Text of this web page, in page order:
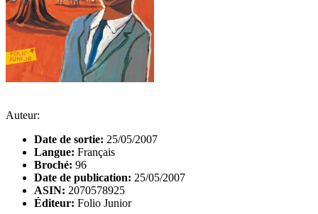
Auteur:
Date de sortie: 25/05/2007
Langue: Français
Broché: 96
Date de publication: 25/05/2007
ASIN: 2070578925
Éditeur: Folio Junior